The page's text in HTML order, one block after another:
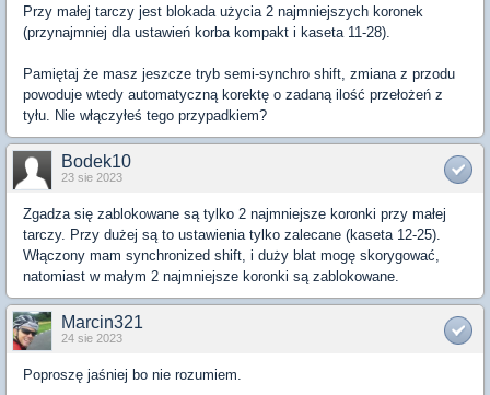
Przy małej tarczy jest blokada użycia 2 najmniejszych koronek
(przynajmniej dla ustawień korba kompakt i kaseta 11-28).
Pamiętaj że masz jeszcze tryb semi-synchro shift, zmiana z przodu
powoduje wtedy automatyczną korektę o zadaną ilość przełożeń z
tyłu. Nie włączyłeś tego przypadkiem?
Bodek10
23 sie 2023
Zgadza się zablokowane są tylko 2 najmniejsze koronki przy małej
tarczy. Przy dużej są to ustawienia tylko zalecane (kaseta 12-25).
Włączony mam synchronized shift, i duży blat mogę skorygować,
natomiast w małym 2 najmniejsze koronki są zablokowane.
Marcin321
24 sie 2023
Poproszę jaśniej bo nie rozumiem.